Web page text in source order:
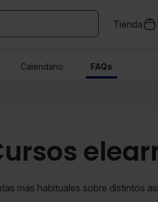
Tienda
Calendario FAQs
más habituales sobre distintos